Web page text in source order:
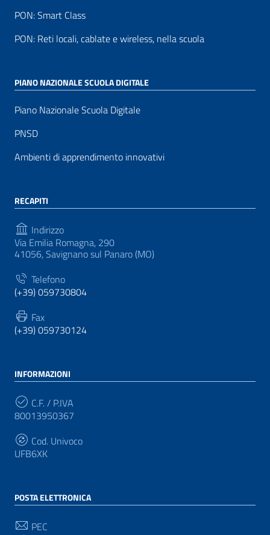
PON: Smart Class
PON: Reti locali, cablate e wireless, nella scuola
PIANO NAZIONALE SCUOLA DIGITALE
Piano Nazionale Scuola Digitale
PNSD
Ambienti di apprendimento innovativi
RECAPITI
Indirizzo
Via Emilia Romagna, 290
41056, Savignano sul Panaro (MO)
Telefono
(+39) 059730804
Fax
(+39) 059730124
INFORMAZIONI
C.F. / P.IVA
80013950367
Cod. Univoco
UFB6XK
POSTA ELETTRONICA
PEC